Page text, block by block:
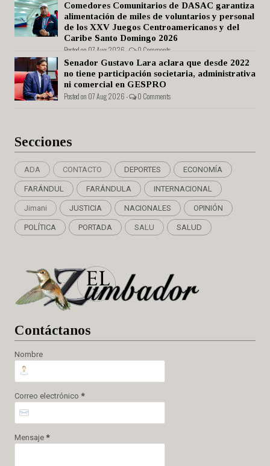
Comedores Comunitarios de DASAC garantiza
alimentación de miles de voluntarios y personal
de los XXV Juegos Centroamericanos y del
Caribe Santo Domingo 2026
Posted on 07 Aug 2026 - 0 Comments
Senador Gustavo Lara aclara que desde 2022
no tiene participación societaria, administrativa
ni comercial en GESPRO
Posted on 07 Aug 2026 - 0 Comments
Secciones
ADA CONTACTO DEPORTES ECONOMÍA
FARÁNDUL FARÁNDULA INTERNACIONAL
Jimani JUSTICIA NACIONALES OPINIÓN
POLÍTICA PORTADA SALU SALUD
Contáctanos
Nombre
Correo electrónico *
Mensaje *